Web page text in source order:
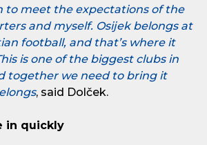
to meet the expectations of the
and myself. Osijek belongs at
football, and that’s where it
is one of the biggest clubs in
together we need to bring it
, said Dolček.
in quickly